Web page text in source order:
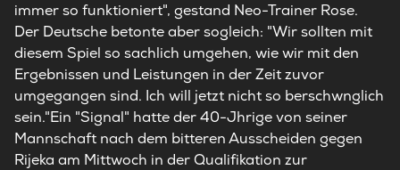
immer so funktioniert", gestand Neo-Trainer Rose.
Der Deutsche betonte aber sogleich: "Wir sollten mit
diesem Spiel so sachlich umgehen, wie wir mit den
Ergebnissen und Leistungen in der Zeit zuvor
umgegangen sind. Ich will jetzt nicht so berschwnglich
sein."Ein "Signal" hatte der 40-Jhrige von seiner
Mannschaft nach dem bitteren Ausscheiden gegen
Rijeka am Mittwoch in der Qualifikation zur